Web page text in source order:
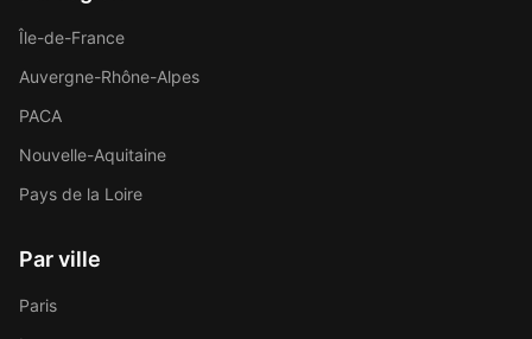
Île-de-France
Auvergne-Rhône-Alpes
PACA
Nouvelle-Aquitaine
Pays de la Loire
Par ville
Paris